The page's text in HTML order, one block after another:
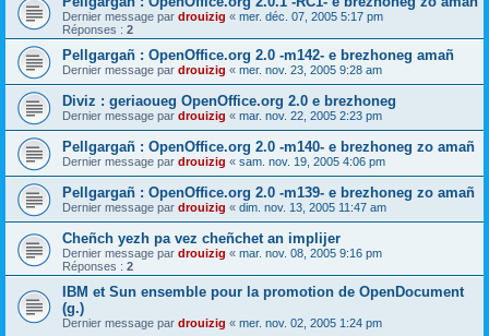
Dernier message par drouizig « mer. déc. 07, 2005 5:17 pm
Réponses : 2
Pellgargañ : OpenOffice.org 2.0 -m142- e brezhoneg amañ
Dernier message par drouizig « mer. nov. 23, 2005 9:28 am
Diviz : geriaoueg OpenOffice.org 2.0 e brezhoneg
Dernier message par drouizig « mar. nov. 22, 2005 2:23 pm
Pellgargañ : OpenOffice.org 2.0 -m140- e brezhoneg zo amañ
Dernier message par drouizig « sam. nov. 19, 2005 4:06 pm
Pellgargañ : OpenOffice.org 2.0 -m139- e brezhoneg zo amañ
Dernier message par drouizig « dim. nov. 13, 2005 11:47 am
Cheñch yezh pa vez cheñchet an implijer
Dernier message par drouizig « mar. nov. 08, 2005 9:16 pm
Réponses : 2
IBM et Sun ensemble pour la promotion de OpenDocument
(g.)
Dernier message par drouizig « mer. nov. 02, 2005 1:24 pm